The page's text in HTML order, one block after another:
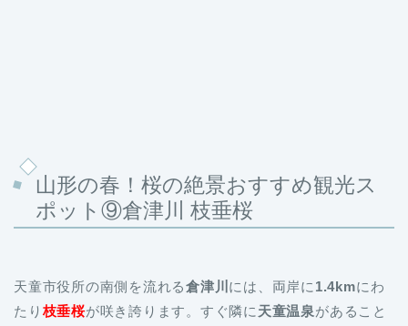
山形の春！桜の絶景おすすめ観光ス
ポット⑨倉津川 枝垂桜
天童市役所の南側を流れる倉津川 には、両岸に 1.4kmにわ
たり 枝垂桜が咲き誇ります。すぐ隣に 天童温泉があること